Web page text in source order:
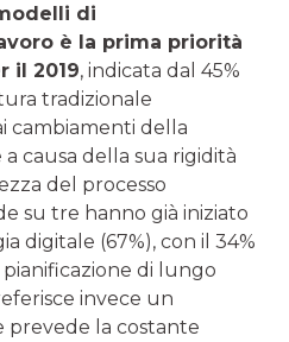
di
è la prima priorità
il 2019, indicata dal 45%
tradizionale
cambiamenti della
causa della sua rigidità
del processo
su tre hanno già iniziato
digitale (67%), con il 34%
di lungo
invece un
prevede la costante